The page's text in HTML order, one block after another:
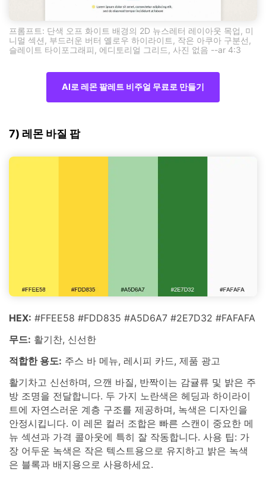
프롬프트: 단색 오프 화이트 배경의 2D 뉴스레터 레이아웃 목업, 미
니멀 섹션, 부드러운 버터 옐로우 하이라이트, 작은 아쿠아 구분선,
슬레이트 타이포그래피, 에디토리얼 그리드, 사진 없음 --ar 4:3
AI로 레몬 팔레트 비주얼 무료로 만들기
7) 레몬 바질 팝
HEX: #FFEE58 #FDD835 #A5D6A7 #2E7D32 #FAFAFA
무드: 활기찬, 신선한
적합한 용도: 주스 바 메뉴, 레시피 카드, 제품 광고
활기차고 신선하며, 으깬 바질, 반짝이는 감귤류 및 밝은 주
방 조명을 전달합니다. 두 가지 노란색은 헤딩과 하이라이
트에 자연스러운 계층 구조를 제공하며, 녹색은 디자인을
안정시킵니다. 이 레몬 컬러 조합은 빠른 스캔이 중요한 메
뉴 섹션과 가격 콜아웃에 특히 잘 작동합니다. 사용 팁: 가
장 어두운 녹색은 작은 텍스트용으로 유지하고 밝은 녹색
은 블록과 배지용으로 사용하세요.